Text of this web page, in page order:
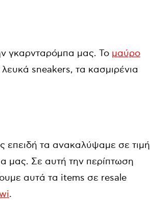
γκαρνταρόμπα μας. Το μαύρο
sneakers, τα κασμιρένια
επειδή τα ανακαλύψαμε σε τιμή
μας. Σε αυτή την περίπτωση
αυτά τα items σε resale
.